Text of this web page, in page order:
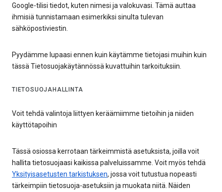
Google-tilisi tiedot, kuten nimesi ja valokuvasi. Tämä auttaa
ihmisiä tunnistamaan esimerkiksi sinulta tulevan
sähköpostiviestin.
Pyydämme lupaasi ennen kuin käytämme tietojasi muihin kuin
tässä Tietosuojakäytännössä kuvattuihin tarkoituksiin.
TIETOSUOJAHALLINTA
Voit tehdä valintoja liittyen keräämiimme tietoihin ja niiden
käyttötapoihin
Tässä osiossa kerrotaan tärkeimmistä asetuksista, joilla voit
hallita tietosuojaasi kaikissa palveluissamme. Voit myös tehdä
Yksityisasetusten tarkistuksen, jossa voit tutustua nopeasti
tärkeimpiin tietosuoja-asetuksiin ja muokata niitä. Näiden